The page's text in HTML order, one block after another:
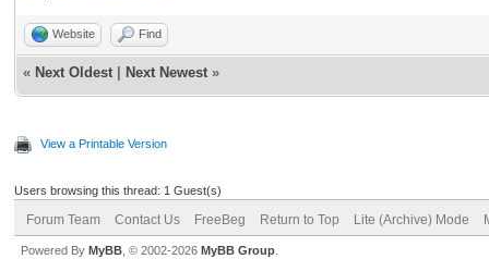
Website Find
« Next Oldest Next Newest »
View a Printable Version
Users browsing this thread: 1 Guest(s)
Forum Team Contact Us FreeBeg Return to Top Lite (Archive) Mode
Powered By MyBB , © 2002-2026 MyBB Group